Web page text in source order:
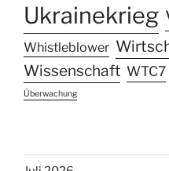
Ukrainekrieg
Whistleblower
Wissenschaft WTC7
Überwachung